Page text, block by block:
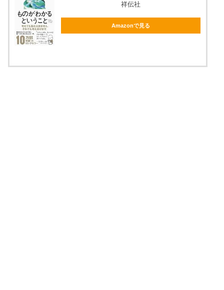
祥伝社
Amazonで見る